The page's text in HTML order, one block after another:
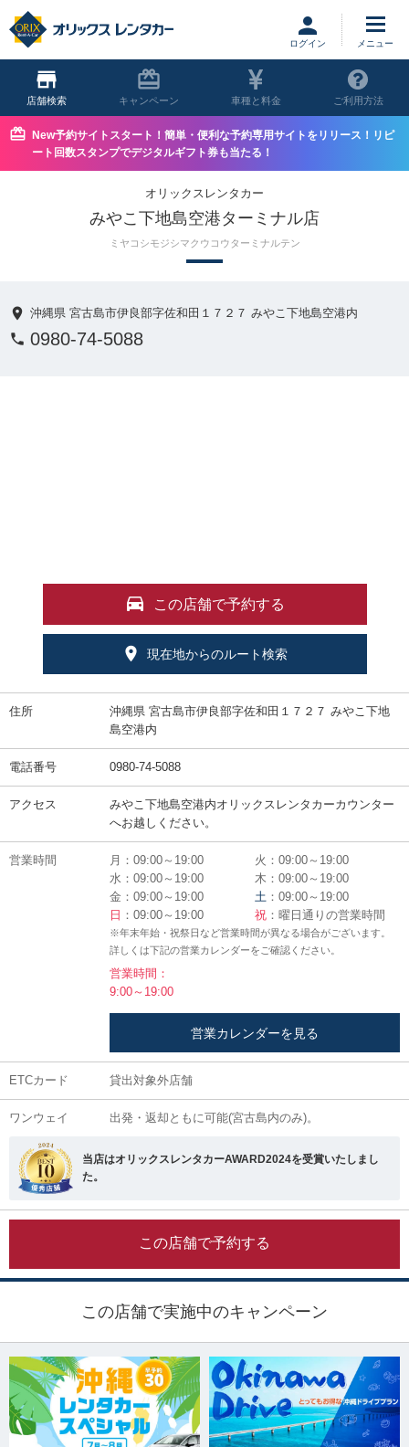
ログイン
店舗 キャンペーン 車種と料金 ご利用方法
New予約サイトスタート！簡単・便利な予約専用サイトをリリース！リピ
ート回数スタンプでデジタルギフト券も当たる！
オリックスレンタカー
みやこ下地島空港ターミナル店
ミヤコシモジシマクウコウターミナルテン
沖縄県 宮古島市伊良部字佐和田１７２７ みやこ下地島空港内
0980-74-5088
この店舗で予約する
現在地からのルート検索
住所
沖縄県 宮古島市伊良部字佐和田１７２７ みやこ下地
島空港内
電話番号 0980-74-5088
アクセス
みやこ下地島空港内オリックスレンタカーカウンター
へお越しください。
営業時間 月：09:00～19:00
火：09:00～19:00
水：09:00～19:00
木：09:00～19:00
金：09:00～19:00
土 ：09:00～19:00
日 ：09:00～19:00 祝 ：曜日通りの営業時間
※年末年始・祝祭日など営業時間が異なる場合がございます。
詳しくは下記の営業カレンダーをご確認ください。
営業時間：
9:00～19:00
営業カレンダーを見る
ETCカード 貸出対象外店舗
ワンウェイ 出発・返却ともに可能(宮古島内のみ)。
当店はオリックスレンタカーAWARD2024を受賞いたしまし
た。
この店舗で予約する
この店舗で実施中のキャンペーン